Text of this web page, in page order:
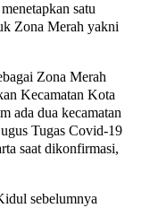
satu
Zona Merah yakni
Zona Merah
Kecamatan Kota
ada dua kecamatan
Tugas Covid-19
saat dikonfirmasi,
sebelumnya